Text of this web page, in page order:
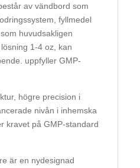
av vändbord som
fyllmedel
huvudsakligen
1-4 oz, kan
uppfyller GMP-
högre precision i
nivån i inhemska
kravet på GMP-standard
är en nydesignad